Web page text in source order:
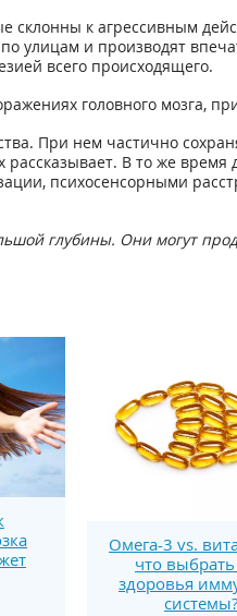
склонны к агрессивным
улицам и производят
всего происходящего.
головного мозга,
При нем частично
В то же время
психосенсорными
глубины. Они могут
Омега-3 vs.
что
здоровья
системы?